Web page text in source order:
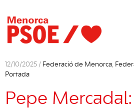
12/10/2025 / Federació de Menorca,
Portada
Pepe Mercadal: